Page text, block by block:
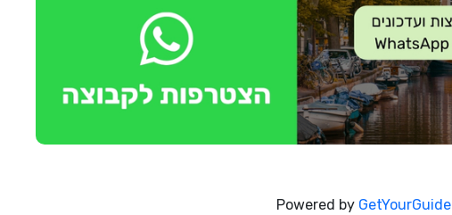
Powered by GetYourGuide